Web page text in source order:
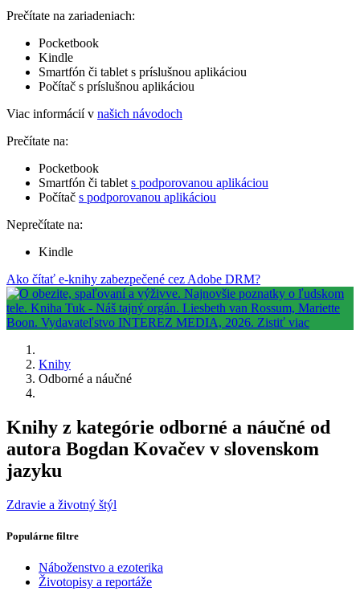
Prečítate na zariadeniach:
Pocketbook
Kindle
Smartfón či tablet s príslušnou aplikáciou
Počítač s príslušnou aplikáciou
Viac informácií v našich návodoch
Prečítate na:
Pocketbook
Smartfón či tablet s podporovanou aplikáciou
Počítač s podporovanou aplikáciou
Neprečítate na:
Kindle
Ako čítať e-knihy zabezpečené cez Adobe DRM?
Knihy
Odborné a náučné
Knihy z kategórie odborné a náučné od
autora Bogdan Kovačev v slovenskom
jazyku
Zdravie a životný štýl
Populárne filtre
Náboženstvo a ezoterika
Životopisy a reportáže